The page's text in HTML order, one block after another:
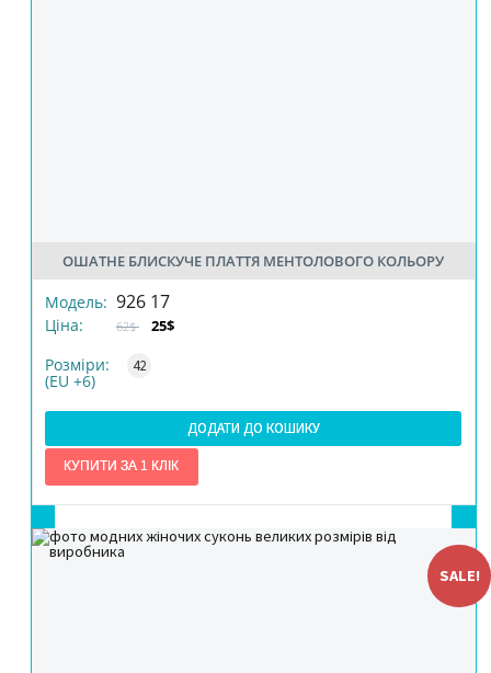
Тут будуть Ваші обрані товари
ОШАТНЕ БЛИСКУЧЕ ПЛАТТЯ МЕНТОЛОВОГО КОЛЬОРУ
Модель: 926 17
Ціна: 62$
25$
Розміри:
(EU +6)
42
ДОДАТИ ДО КОШИКУ
РОЗМІР
КІЛЬКІСТЬ
SALE!